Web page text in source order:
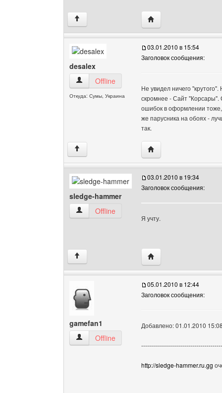
↑ Посетить сайт
desalex
desalex Посмотреть профиль
Offline
Откуда: Сумы, Украина
03.01.2010 в 15:54
Заголовок сообщения:
Не увидел ничего
скромнее - Сайт
ошибок в оформлении тоже,
же парусника на обоях -
так.
↑ Посетить сайт
sledge-hammer
sledge-hammer Посмотреть профиль
Offline
03.01.2010 в 19:34
Заголовок сообщения:
Я учту.
↑ Посетить сайт
gamefan1
gamefan1 Посмотреть профиль
Offline
05.01.2010 в 12:44
Заголовок сообщения:
Добавлено: 01.01.2010
http://sledge-hammer.ru.gg